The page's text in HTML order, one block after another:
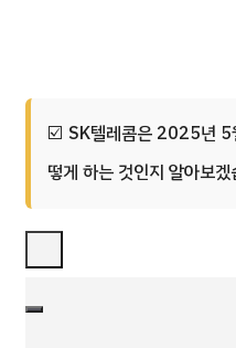
SK텔레콤은 2025년 5
떻게 하는 것인지 알아보겠